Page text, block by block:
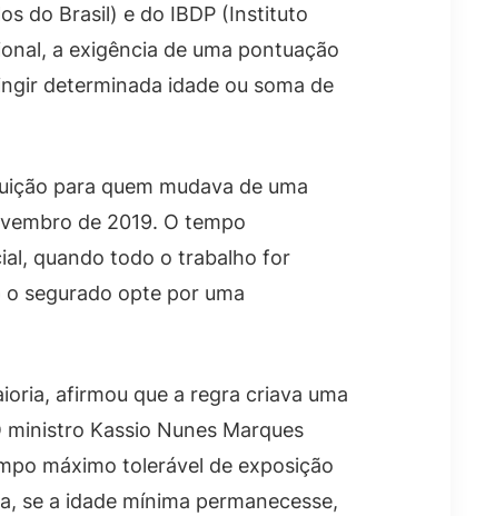
do Brasil) e do IBDP (Instituto
a exigência de uma pontuação
determinada idade ou soma de
para quem mudava de uma
de 2019. O tempo
quando todo o trabalho for
segurado opte por uma
afirmou que a regra criava uma
Kassio Nunes Marques
máximo tolerável de exposição
se a idade mínima permanecesse,